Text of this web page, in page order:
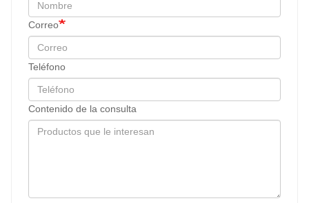
Correo
Teléfono
Contenido de la consulta